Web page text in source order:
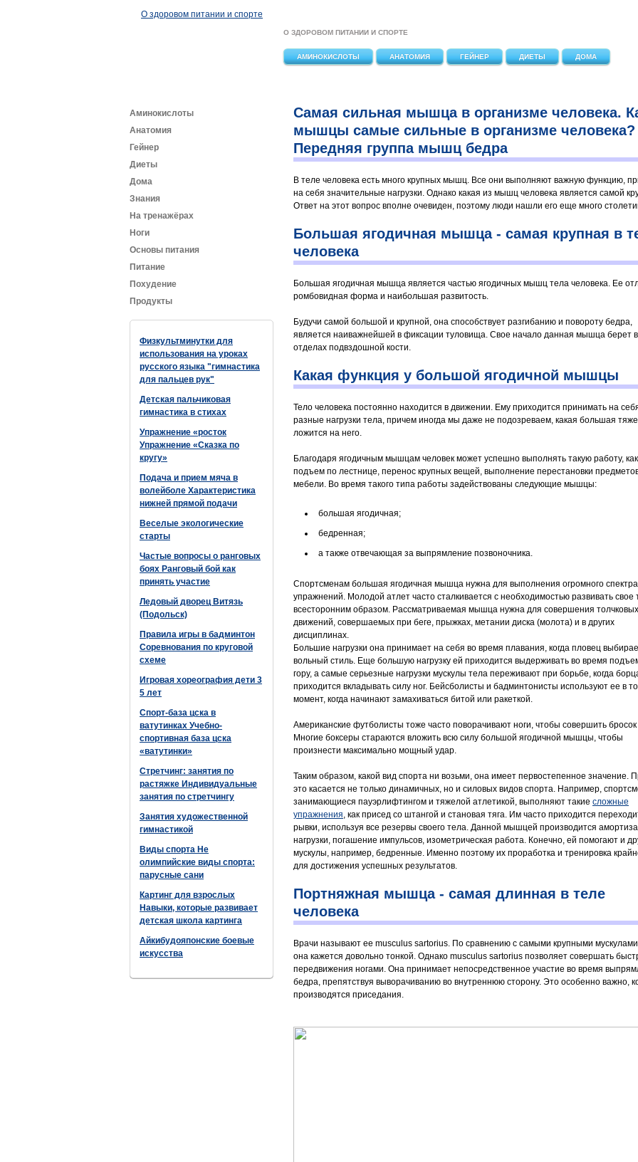
О здоровом питании и спорте
О ЗДОРОВОМ ПИТАНИИ И СПОРТЕ
АМИНОКИСЛОТЫ АНАТОМИЯ ГЕЙНЕР ДИЕТЫ ДОМА
Аминокислоты
Анатомия
Гейнер
Диеты
Дома
Знания
На тренажёрах
Ноги
Основы питания
Питание
Похудение
Продукты
Физкультминутки для
использования на уроках
русского языка "гимнастика
для пальцев рук"
Детская пальчиковая
гимнастика в стихах
Упражнение «росток
Упражнение «Сказка по
кругу»
Подача и прием мяча в
волейболе Характеристика
нижней прямой подачи
Веселые экологические
старты
Частые вопросы о ранговых
боях Ранговый бой как
принять участие
Ледовый дворец Витязь
(Подольск)
Правила игры в бадминтон
Соревнования по круговой
схеме
Игровая хореография дети 3
5 лет
Спорт-база цска в
ватутинках Учебно-
спортивная база цска
«ватутинки»
Стретчинг: занятия по
растяжке Индивидуальные
занятия по стретчингу
Занятия художественной
гимнастикой
Виды спорта Не
олимпийские виды спорта:
парусные сани
Картинг для взрослых
Навыки, которые развивает
детская школа картинга
Айкибудояпонские боевые
искусства
Самая сильная мышца в организме человека.
мышцы самые сильные в организме человека?
Передняя группа мышц бедра
В теле человека есть много крупных мышц. Все они выполняют важную функцию,
на себя значительные нагрузки. Однако какая из мышц человека является самой
Ответ на этот вопрос вполне очевиден, поэтому люди нашли его еще много
Большая ягодичная мышца - самая крупная в
человека
Большая ягодичная мышца является частью ягодичных мышц тела человека. Ее
ромбовидная форма и наибольшая развитость.
Будучи самой большой и крупной, она способствует разгибанию и повороту бедра,
является наиважнейшей в фиксации туловища. Свое начало данная мышца берет
отделах подвздошной кости.
Какая функция у большой ягодичной мышцы
Тело человека постоянно находится в движении. Ему приходится принимать на
разные нагрузки тела, причем иногда мы даже не подозреваем, какая большая
ложится на него.
Благодаря ягодичным мышцам человек может успешно выполнять такую работу, как
подъем по лестнице, перенос крупных вещей, выполнение перестановки
мебели. Во время такого типа работы задействованы следующие мышцы:
большая ягодичная;
бедренная;
а также отвечающая за выпрямление позвоночника.
Спортсменам большая ягодичная мышца нужна для выполнения огромного спектра
упражнений. Молодой атлет часто сталкивается с необходимостью развивать свое
всесторонним образом. Рассматриваемая мышца нужна для совершения толчковых
движений, совершаемых при беге, прыжках, метании диска (молота) и в других
дисциплинах.
Большие нагрузки она принимает на себя во время плавания, когда пловец
вольный стиль. Еще большую нагрузку ей приходится выдерживать во время
гору, а самые серьезные нагрузки мускулы тела переживают при борьбе, когда
приходится вкладывать силу ног. Бейсболисты и бадминтонисты используют ее в
момент, когда начинают замахиваться битой или ракеткой.
Американские футболисты тоже часто поворачивают ноги, чтобы совершить
Многие боксеры стараются вложить всю силу большой ягодичной мышцы, чтобы
произнести максимально мощный удар.
Таким образом, какой вид спорта ни возьми, она имеет первостепенное значение.
это касается не только динамичных, но и силовых видов спорта. Например,
занимающиеся пауэрлифтингом и тяжелой атлетикой, выполняют такие сложные
упражнения, как присед со штангой и становая тяга. Им часто приходится
рывки, используя все резервы своего тела. Данной мышцей производится
нагрузки, погашение импульсов, изометрическая работа. Конечно, ей помогают и
мускулы, например, бедренные. Именно поэтому их проработка и тренировка
для достижения успешных результатов.
Портняжная мышца - самая длинная в теле
человека
Врачи называют ее musculus sartorius. По сравнению с самыми крупными
она кажется довольно тонкой. Однако musculus sartorius позволяет совершать
передвижения ногами. Она принимает непосредственное участие во время
бедра, препятствуя выворачиванию во внутреннюю сторону. Это особенно важно,
производятся приседания.